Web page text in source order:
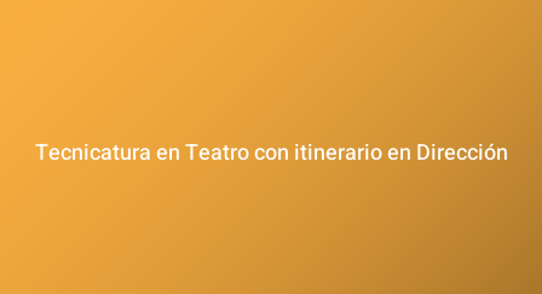
Tecnicatura en Teatro con itinerario en Dirección